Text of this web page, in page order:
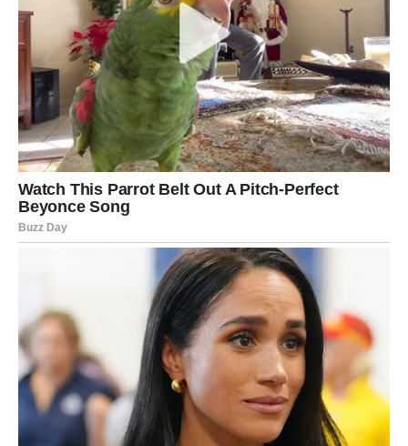
ostvaruje. Posebno su naglašene finansije, pa su moguće
velike poslovne prilike, novčani dobitci i stabilizacija
života.
U ljubavi dolazi vreme iskrenih emocija. Device koje su
bile razočarane konačno upoznaju osobu koja će ih voleti
na pravi način. Nema više igrica, neizvesnosti i praznih
obećanja.
Za zauzete Device dolazi period u kome će odnos sa
partnerom postati mnogo ozbiljniji. Neki će doneti odluku
o zajedničkom životu, veridbi ili velikom koraku koji
Ali ono što je najvažnije jeste da će Device konačno
početi da biraju sebe.
Karma ih nagrađuje zato što su ostale dobre čak i onda
kada su im mnogi okrenuli leđa.